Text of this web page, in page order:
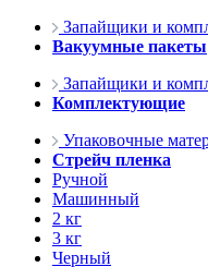
Запайщики и
Вакуумные пакеты
Запайщики и
Комплектующие
Упаковочные
Стрейч пленка
Ручной
Машинный
2 кг
3 кг
Черный